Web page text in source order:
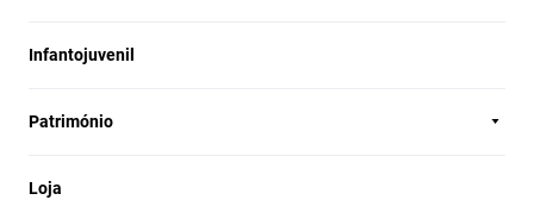
Infantojuvenil
Património
Loja